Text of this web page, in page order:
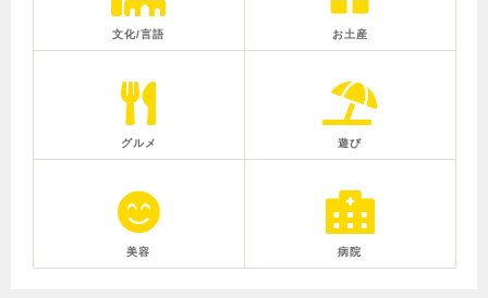
文化/言語 お土産
グルメ 遊び
美容 病院